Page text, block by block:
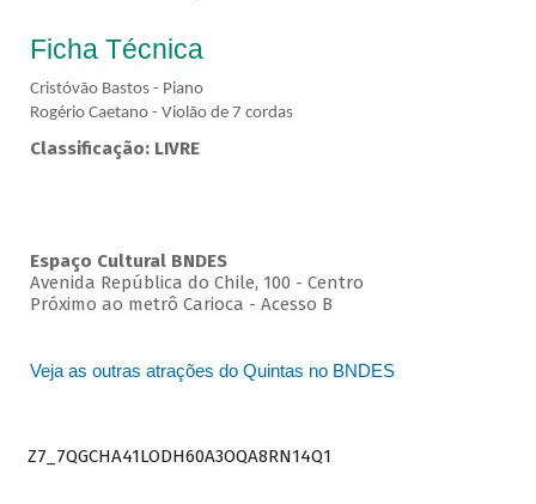
Ficha Técnica
Cristóvão Bastos - Piano
Rogério Caetano - Violão de 7 cordas
Classificação: LIVRE
Espaço Cultural BNDES
Avenida República do Chile, 100 - Centro
Próximo ao metrô Carioca - Acesso B
Veja as outras atrações do Quintas no BNDES
Z7_7QGCHA41LODH60A3OQA8RN14Q1